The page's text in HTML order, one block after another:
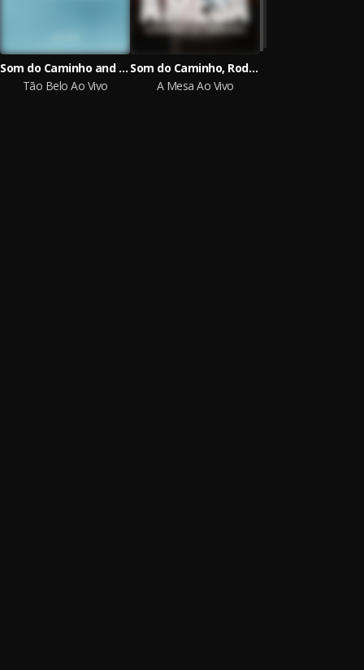
Som do Caminho and Jow Felix
Tão Belo Ao Vivo
Som do Caminho, Rodrigo Soeiro and Jow Felix
A Mesa Ao Vivo